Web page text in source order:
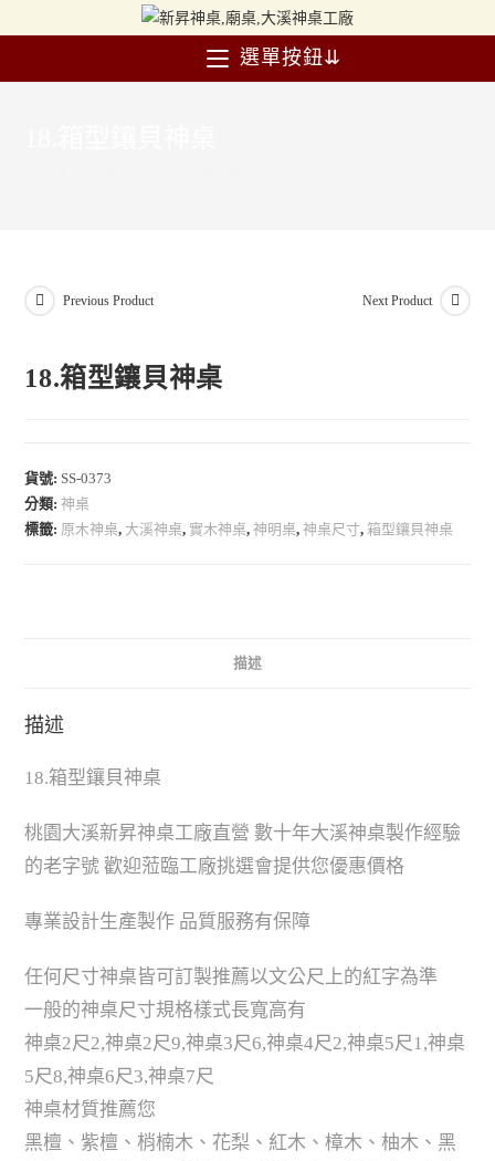
選單按鈕⇊
Previous Product Next Product
18.箱型鑲貝神桌
貨號: SS-0373
分類:神桌
標籤: 原木神桌, 大溪神桌,實木神桌,神明桌,神桌尺寸,箱型鑲貝神桌
描述
描述
18.箱型鑲貝神桌
桃園大溪新昇神桌工廠直營 數十年大溪神桌製作經驗
的老字號 歡迎蒞臨工廠挑選會提供您優惠價格
專業設計生產製作 品質服務有保障
任何尺寸神桌皆可訂製推薦以文公尺上的紅字為準
一般的神桌尺寸規格樣式長寬高有
神桌2尺2,神桌2尺9,神桌3尺6,神桌4尺2,神桌5尺1,神桌
5尺8,神桌6尺3,神桌7尺
神桌材質推薦您
黑檀、紫檀、梢楠木、花梨、紅木、樟木、柚木、黑